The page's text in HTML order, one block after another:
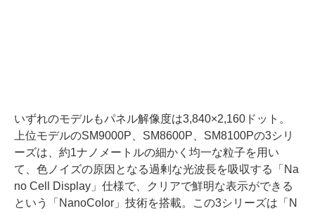
いずれのモデルもパネル解像度は3,840×2,160ドット。
上位モデルのSM9000P、SM8600P、SM8100Pの3シリ
ーズは、約1ナノメートルの細かく均一な粒子を用い
て、色ノイズの原因となる過剰な光波長を吸収する「Na
no Cell Display」仕様で、クリアで鮮明な表示ができる
という「NanoColor」技術を搭載。この3シリーズは「N